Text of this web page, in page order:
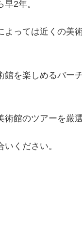
2年。
っては近くの美
を楽しめるバー
館のツアーを厳
ください。